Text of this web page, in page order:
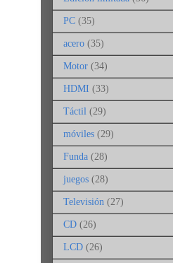
PC (35)
acero (35)
Motor (34)
HDMI (33)
Táctil (29)
móviles (29)
Funda (28)
juegos (28)
Televisión (27)
CD (26)
LCD (26)